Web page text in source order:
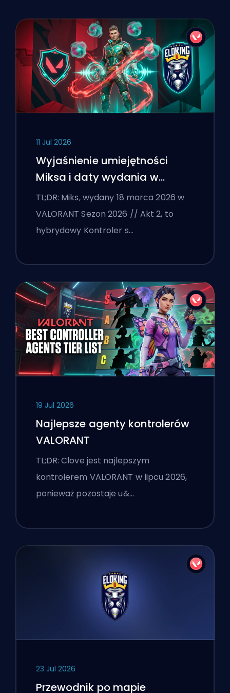
11 Jul 2026
Wyjaśnienie umiejętności
Miksa i daty wydania w
VALORANT
TL;DR: Miks, wydany 18 marca 2026 w
VALORANT Sezon 2026 // Akt 2, to
hybrydowy Kontroler s…
19 Jul 2026
Najlepsze agenty kontrolerów
VALORANT
TL;DR: Clove jest najlepszym
kontrolerem VALORANT w lipcu 2026,
ponieważ pozostaje u&…
23 Jul 2026
Przewodnik po mapie